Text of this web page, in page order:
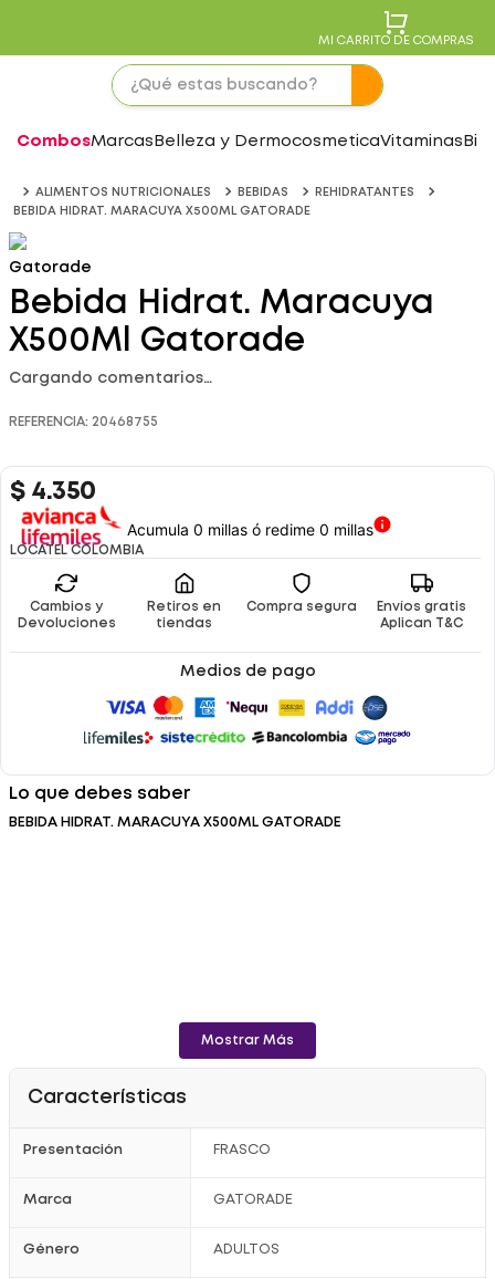
MI CARRITO DE COMPRAS
CombosMarcas Belleza y DermocosmeticaVitaminas
ALIMENTOS NUTRICIONALES BEBIDAS
REHIDRATANTES
BEBIDA HIDRAT. MARACUYA X500ML GATORADE
Gatorade
Bebida Hidrat. Maracuya
X500Ml Gatorade
Cargando comentarios…
REFERENCIA: 20468755
$ 4.350
Acumula 0 millas ó redime 0 millas
LOCATEL COLOMBIA
Cambios y
Devoluciones
Retiros en
tiendas
Compra segura
Envíos gratis
Aplican T&C
Medios de pago
Lo que debes saber
BEBIDA HIDRAT. MARACUYA X500ML GATORADE
Mostrar Más
Características
Presentación FRASCO
Marca GATORADE
Género ADULTOS